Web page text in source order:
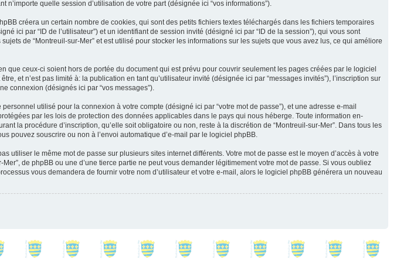
n’importe quelle session d’utilisation de votre part (désignée ici “vos informations”).
créera un certain nombre de cookies, qui sont des petits fichiers textes téléchargés dans les fichiers temporaires
ici par “ID de l’utilisateur”) et un identifiant de session invité (désigné ici par “ID de la session”), qui vous sont
de “Montreuil-sur-Mer” et est utilisé pour stocker les informations sur les sujets que vous avez lus, ce qui améliore
ceux-ci soient hors de portée du document qui est prévu pour couvrir seulement les pages créées par le logiciel
et n’est pas limité à: la publication en tant qu’utilisateur invité (désignée ici par “messages invités”), l’inscription sur
connexion (désignés ici par “vos messages”).
utilisé pour la connexion à votre compte (désigné ici par “votre mot de passe”), et une adresse e-mail
par les lois de protection des données applicables dans le pays qui nous héberge. Toute information en-
la procédure d’inscription, qu’elle soit obligatoire ou non, reste à la discrétion de “Montreuil-sur-Mer”. Dans tous les
pouvez souscrire ou non à l’envoi automatique d’e-mail par le logiciel phpBB.
le même mot de passe sur plusieurs sites internet différents. Votre mot de passe est le moyen d’accès à votre
de phpBB ou une d’une tierce partie ne peut vous demander légitimement votre mot de passe. Si vous oubliez
vous demandera de fournir votre nom d’utilisateur et votre e-mail, alors le logiciel phpBB générera un nouveau